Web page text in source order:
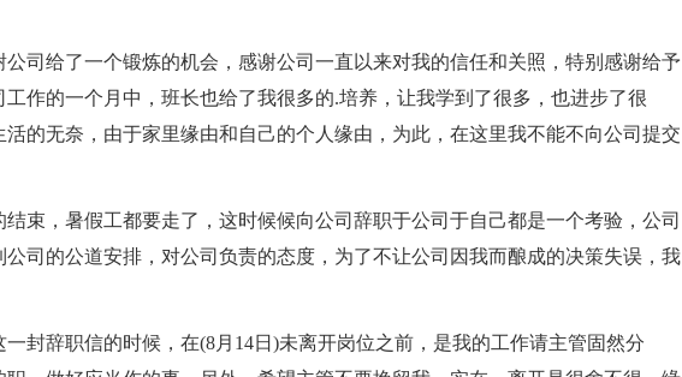
公司给了一个锻炼的机会，感谢公司一直以来对我的信任和关照，特别感谢给予
作的一个月中，班长也给了我很多的.培养，让我学到了很多，也进步了很
活的无奈，由于家里缘由和自己的个人缘由，为此，在这里我不能不向公司提交
束，暑假工都要走了，这时候候向公司辞职于公司于自己都是一个考验，公司
公司的公道安排，对公司负责的态度，为了不让公司因我而酿成的决策失误，我
封辞职信的时候，在(8月14日)未离开岗位之前，是我的工作请主管固然分